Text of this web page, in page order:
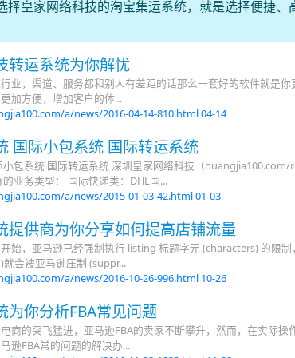
择皇家网络科技的淘宝集运系统，就是选择便捷、
转运系统为你解忧
业，渠道、服务都和别人有差距的话那么一套好的软件就是
加方便，增加客户的体...
a/news/2016-04-14-810.html04-14
国际小包系统 国际转运系统
小包系统 国际转运系统 深圳皇家网络科技（
业务类型： 国际快递类：DHL国...
a/news/2015-01-03-42.html01-03
提供商为你分享如何提高店铺流量
始，亚马逊已经强制执行 listing 标题字元 (characters) 的限
会被亚马逊压制 (suppr...
a/news/2016-10-26-996.html 10-26
为你分析FBA常见问题
商的突飞猛进，亚马逊FBA的卖家不断攀升，然而，在实际
逊FBA常的问题的解决办...